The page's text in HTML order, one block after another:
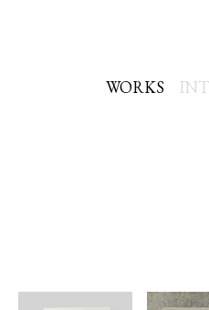
な煌めきに満たされWORKS